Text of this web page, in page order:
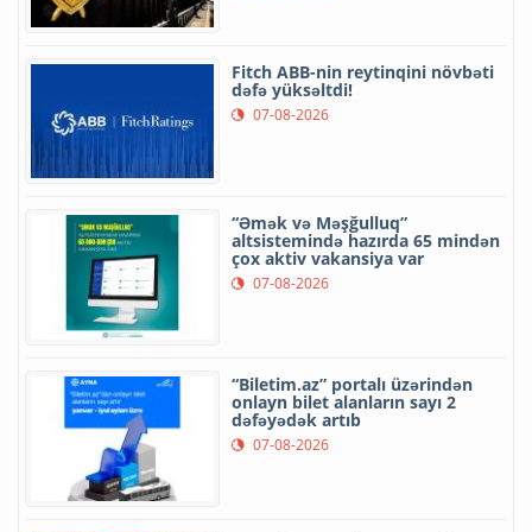
Fitch ABB-nin reytinqini növbəti
dəfə yüksəltdi!
07-08-2026
“Əmək və Məşğulluq”
altsistemində hazırda 65 mindən
çox aktiv vakansiya var
07-08-2026
“Biletim.az” portalı üzərindən
onlayn bilet alanların sayı 2
dəfəyədək artıb
07-08-2026